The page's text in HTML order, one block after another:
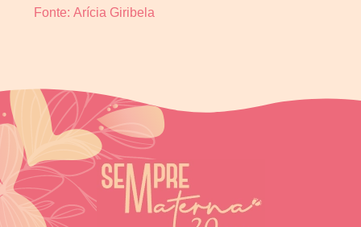
Fonte: Arícia Giribela